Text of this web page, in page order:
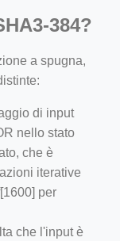
384?
a spugna,
di input
nello stato
che è
iterative
per
che l'input è